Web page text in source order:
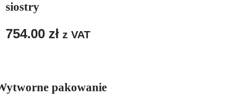
siostry
754.00 zł z VAT
pakowanie